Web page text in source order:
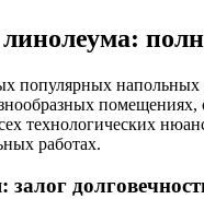
популярных напольных
технологических
работах.
залог